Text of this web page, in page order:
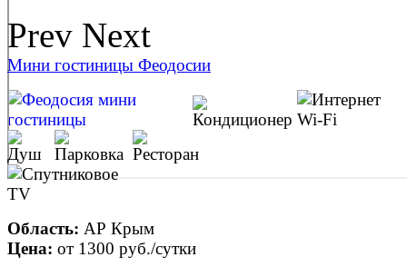
Prev Next
Мини гостиницы Феодосии
Область: АР Крым
Цена: от 1300 руб./сутки